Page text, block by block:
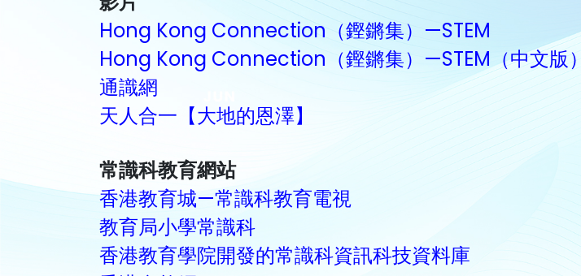
Hong Kong Connection（鏗鏘集）—STEM
Hong Kong Connection（鏗鏘集）—STEM（中文版）
通識網
天人合一【大地的恩澤】
常識科教育網站
香港教育城—常識科教育電視
教育局小學常識科
香港教育學院開發的常識科資訊科技資料庫